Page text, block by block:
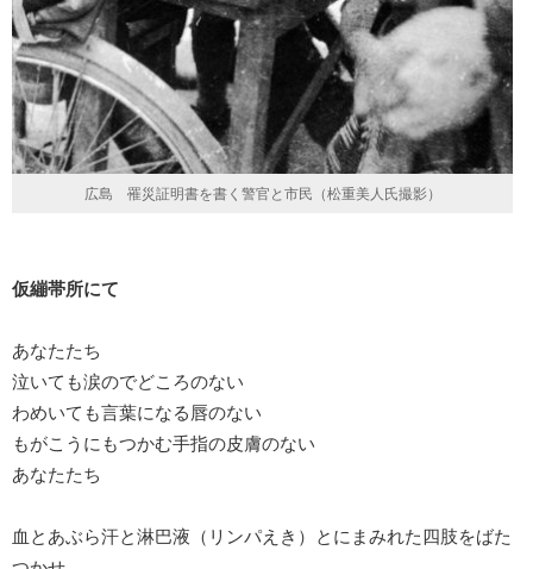
広島 罹災証明書を書く警官と市民（松重美人氏撮影）
仮繃帯所にて
あなたたち
泣いても涙のでどころのない
わめいても言葉になる唇のない
もがこうにもつかむ手指の皮膚のない
あなたたち
血とあぶら汗と淋巴液（リンパえき）とにまみれた四肢をばた